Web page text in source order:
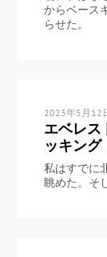
からベース
らせた。
2023年5月12
エベレス
ッキン
私はすでに
眺めた。そ